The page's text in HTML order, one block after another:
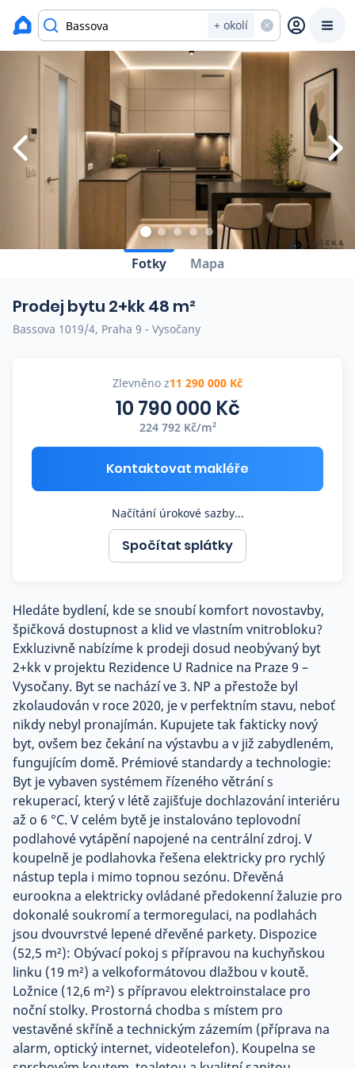
+ okolí
Prodat Ceny
Prodej s Reas.cz
Chytrý odhad ceny
Ceny prodaných nemovitostí
Přehled realitních makléřů
O nás
Výpis nemovitostí Zavřít
Fotky Mapa
Prodej bytu 2+kk 48 m²
Bassova 1019/4, Praha 9 - Vysočany
Zlevněno z11 290 000 Kč
10 790 000 Kč
224 792 Kč/m²
Kontaktovat makléře
Načítání úrokové sazby...
Spočítat splátky
Hledáte bydlení, kde se snoubí komfort novostavby,
špičková dostupnost a klid ve vlastním vnitrobloku?
Exkluzivně nabízíme k prodeji dosud neobývaný byt
2+kk v projektu Rezidence U Radnice na Praze 9 –
Vysočany. Byt se nachází ve 3. NP a přestože byl
zkolaudován v roce 2020, je v perfektním stavu, neboť
nikdy nebyl pronajímán. Kupujete tak fakticky nový
byt, ovšem bez čekání na výstavbu a v již zabydleném,
fungujícím domě. Prémiové standardy a technologie:
Byt je vybaven systémem řízeného větrání s
rekuperací, který v létě zajišťuje dochlazování interiéru
až o 6 °C. V celém bytě je instalováno teplovodní
podlahové vytápění napojené na centrální zdroj. V
koupelně je podlahovka řešena elektricky pro rychlý
nástup tepla i mimo topnou sezónu. Dřevěná
eurookna a elektricky ovládané předokenní žaluzie pro
dokonalé soukromí a termoregulaci, na podlahách
jsou dvouvrstvé lepené dřevěné parkety. Dispozice
(52,5 m²): Obývací pokoj s přípravou na kuchyňskou
linku (19 m²) a velkoformátovou dlažbou v koutě.
Ložnice (12,6 m²) s přípravou elektroinstalace pro
noční stolky. Prostorná chodba s místem pro
vestavěné skříně a technickým zázemím (příprava na
alarm, optický internet, videotelefon). Koupelna se